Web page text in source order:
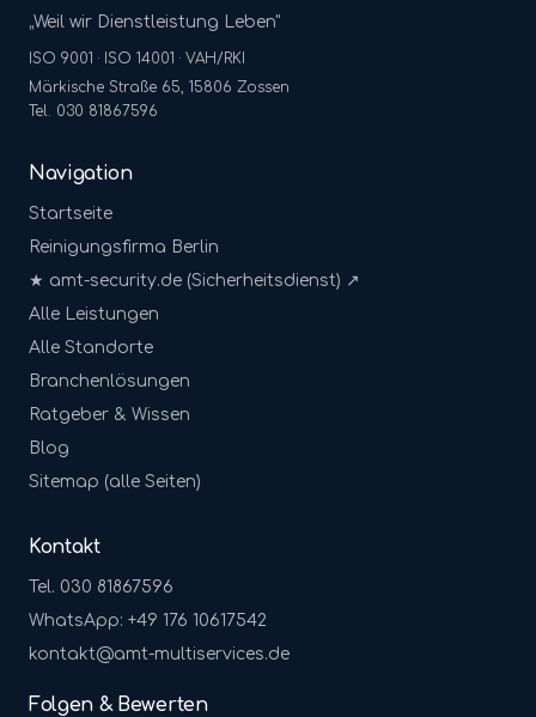
„Weil wir Dienstleistung Leben"
ISO 9001 · ISO 14001 · VAH/RKI
Märkische Straße 65, 15806 Zossen
Tel. 030 81867596
Navigation
Startseite
Reinigungsfirma Berlin
★ amt-security.de (Sicherheitsdienst) ↗
Alle Leistungen
Alle Standorte
Branchenlösungen
Ratgeber & Wissen
Blog
Sitemap (alle Seiten)
Kontakt
Tel. 030 81867596
WhatsApp: +49 176 10617542
kontakt@amt-multiservices.de
Folgen & Bewerten